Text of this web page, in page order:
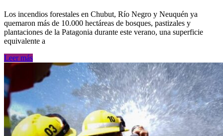
Los incendios forestales en Chubut, Río Negro y Neuquén ya
quemaron más de 10.000 hectáreas de bosques, pastizales y
plantaciones de la Patagonia durante este verano, una superficie
equivalente a
Leer más